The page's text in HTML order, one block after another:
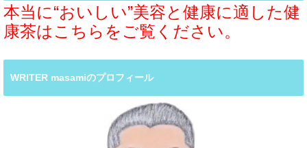
本当に“おいしい”美容と健康に適した健
康茶はこちらをご覧ください。
WRITER masamiのプロフィール